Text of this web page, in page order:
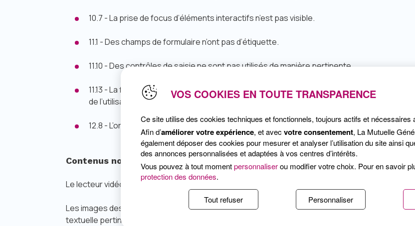
10.7 - La prise de focus d’éléments interactifs n’est pas visible.
11.1 - Des champs de formulaire n’ont pas d’étiquette.
11.10 - Des contrôles de saisie ne sont pas utilisés de manière pertinente.
11.13 - La finalité de champs de saisie ne peut pas être déduite pour faciliter leur
de l’utilisatrice.
12.8 - L’ordre de tabulation n’est pas cohérent.
Contenus non soumis à l’obligation d’accessibilité
Le lecteur vidéo YouTube a été exempté. Il n’a donc pas fait l’objet d’un audit complet et détaillé.
Les images des numéros vert et crystal ont aussi été exemptées. Il a toutefois été vérifié que
textuelle pertinente.
VOS COOKIES EN TOUTE TRANSPARENCE
Ce site utilise des cookies techniques et fonctionnels, toujours actifs et nécessaires
Afin d’améliorer votre expérience, et avec votre consentement, La Mutuelle
également déposer des cookies pour mesurer et analyser l’utilisation du site ainsi
des annonces personnalisées et adaptées à vos centres d’intérêts.
Vous pouvez à tout momentpersonnaliserou modifier votre choix. Pour en savoir
protection des données.
Personnaliser
Tout refuser